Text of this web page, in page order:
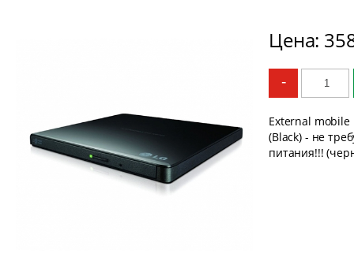
Цена:
-
External mobile
(Black) - не
питания!!!